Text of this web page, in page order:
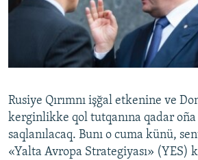
Русский
Українською
RFE/RS bütün saytları
Rusiye Qırımnı işğal etkenine ve
kerginlikke qol tutqanına qadar oña
saqlanılacaq. Bunı o cuma künü,
«Yalta Avropa Strategiyası» (YES)